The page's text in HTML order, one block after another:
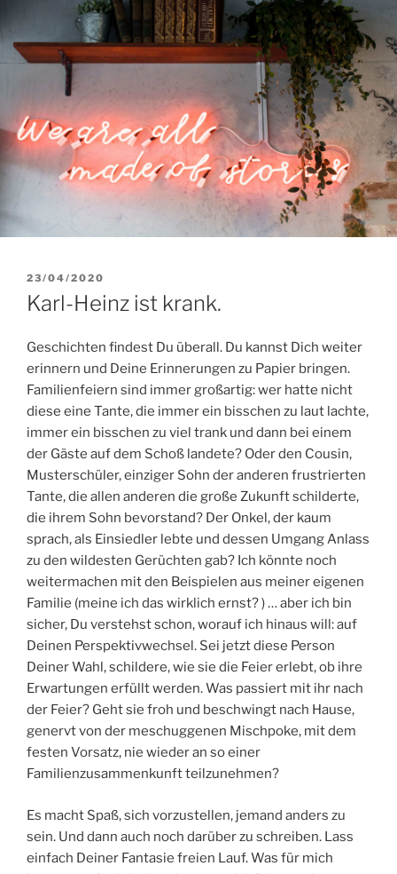
VERÖFFENTLICHT
AM
23/04/2020
Karl-Heinz ist krank.
Geschichten findest Du überall. Du kannst Dich weiter
erinnern und Deine Erinnerungen zu Papier bringen.
Familienfeiern sind immer großartig: wer hatte nicht
diese eine Tante, die immer ein bisschen zu laut lachte,
immer ein bisschen zu viel trank und dann bei einem
der Gäste auf dem Schoß landete? Oder den Cousin,
Musterschüler, einziger Sohn der anderen frustrierten
Tante, die allen anderen die große Zukunft schilderte,
die ihrem Sohn bevorstand? Der Onkel, der kaum
sprach, als Einsiedler lebte und dessen Umgang Anlass
zu den wildesten Gerüchten gab? Ich könnte noch
weitermachen mit den Beispielen aus meiner eigenen
Familie (meine ich das wirklich ernst? ) … aber ich bin
sicher, Du verstehst schon, worauf ich hinaus will: auf
Deinen Perspektivwechsel. Sei jetzt diese Person
Deiner Wahl, schildere, wie sie die Feier erlebt, ob ihre
Erwartungen erfüllt werden. Was passiert mit ihr nach
der Feier? Geht sie froh und beschwingt nach Hause,
genervt von der meschuggenen Mischpoke, mit dem
festen Vorsatz, nie wieder an so einer
Familienzusammenkunft teilzunehmen?
Es macht Spaß, sich vorzustellen, jemand anders zu
sein. Und dann auch noch darüber zu schreiben. Lass
einfach Deiner Fantasie freien Lauf. Was für mich